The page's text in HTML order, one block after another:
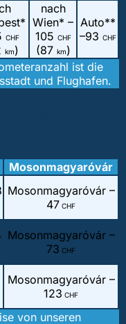
CHF
km)
nach
Wien* –
105 CHF
(87 km)
Auto**
–93 CHF
ist die
und Flughafen.
Mosonmagyaróvár
Mosonmagyaróvár –
47 CHF
Mosonmagyaróvár –
73 CHF
Mosonmagyaróvár –
123 CHF
von unseren